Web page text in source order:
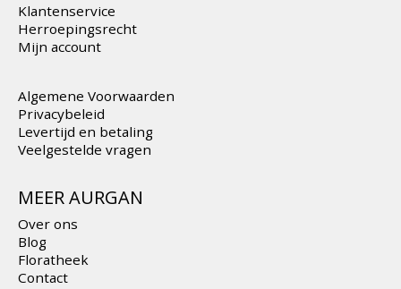
Klantenservice
Herroepingsrecht
Mijn account
Algemene Voorwaarden
Privacybeleid
Levertijd en betaling
Veelgestelde vragen
MEER AURGAN
Over ons
Blog
Floratheek
Contact